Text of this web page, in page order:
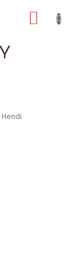
Hendi